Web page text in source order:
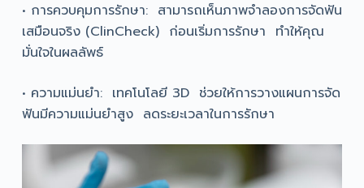
• การควบคุมการรักษา: สามารถเห็นภาพจำลองการจัดฟัน
เสมือนจริง (ClinCheck) ก่อนเริ่มการรักษา ทำให้คุณ
มั่นใจในผลลัพธ์
• ความแม่นยำ: เทคโนโลยี 3D ช่วยให้การวางแผนการจัด
ฟันมีความแม่นยำสูง ลดระยะเวลาในการรักษา